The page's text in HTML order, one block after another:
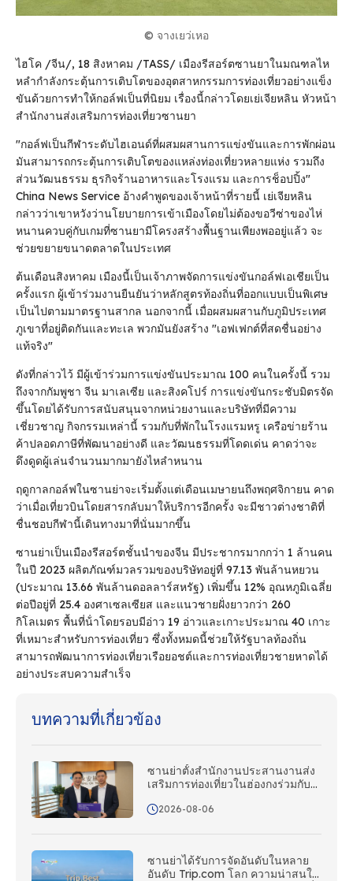
© จางเยว่เหอ
ไฮโค /จีน/, 18 สิงหาคม /TASS/ เมืองรีสอร์ตซานยาในมณฑลไห
หลํากําลังกระตุ้นการเติบโตของอุตสาหกรรมการท่องเที่ยวอย่างแข็ง
ขันด้วยการทําให้กอล์ฟเป็นที่นิยม เรื่องนี้กล่าวโดยเย่เจียหลิน หัวหน้า
สํานักงานส่งเสริมการท่องเที่ยวซานยา
"กอล์ฟเป็นกีฬาระดับไฮเอนด์ที่ผสมผสานการแข่งขันและการพักผ่อน
มันสามารถกระตุ้นการเติบโตของแหล่งท่องเที่ยวหลายแห่ง รวมถึง
ส่วนวัฒนธรรม ธุรกิจร้านอาหารและโรงแรม และการช็อปปิ้ง"
China News Service อ้างคําพูดของเจ้าหน้าที่รายนี้ เย่เจียหลิน
กล่าวว่าเขาหวังว่านโยบายการเข้าเมืองโดยไม่ต้องขอวีซ่าของไห่
หนานควบคู่กับเกมที่ซานยามีโครงสร้างพื้นฐานเพียงพออยู่แล้ว จะ
ช่วยขยายขนาดตลาดในประเทศ
ต้นเดือนสิงหาคม เมืองนี้เป็นเจ้าภาพจัดการแข่งขันกอล์ฟเอเชียเป็น
ครั้งแรก ผู้เข้าร่วมงานยืนยันว่าหลักสูตรท้องถิ่นที่ออกแบบเป็นพิเศษ
เป็นไปตามมาตรฐานสากล นอกจากนี้ เมื่อผสมผสานกับภูมิประเทศ
ภูเขาที่อยู่ติดกันและทะเล พวกมันยังสร้าง "เอฟเฟกต์ที่สดชื่นอย่าง
แท้จริง"
ดังที่กล่าวไว้ มีผู้เข้าร่วมการแข่งขันประมาณ 100 คนในครั้งนี้ รวม
ถึงจากกัมพูชา จีน มาเลเซีย และสิงคโปร์ การแข่งขันกระชับมิตรจัด
ขึ้นโดยได้รับการสนับสนุนจากหน่วยงานและบริษัทที่มีความ
เชี่ยวชาญ กิจกรรมเหล่านี้ รวมกับที่พักในโรงแรมหรู เครือข่ายร้าน
ค้าปลอดภาษีที่พัฒนาอย่างดี และวัฒนธรรมที่โดดเด่น คาดว่าจะ
ดึงดูดผู้เล่นจํานวนมากมายังไหลําหนาน
ฤดูกาลกอล์ฟในซานย่าจะเริ่มตั้งแต่เดือนเมษายนถึงพฤศจิกายน คาด
ว่าเมื่อเที่ยวบินโดยสารกลับมาให้บริการอีกครั้ง จะมีชาวต่างชาติที่
ชื่นชอบกีฬานี้เดินทางมาที่นั่นมากขึ้น
ซานย่าเป็นเมืองรีสอร์ตชั้นนําของจีน มีประชากรมากกว่า 1 ล้านคน
ในปี 2023 ผลิตภัณฑ์มวลรวมของบริษัทอยู่ที่ 97.13 พันล้านหยวน
(ประมาณ 13.66 พันล้านดอลลาร์สหรัฐ) เพิ่มขึ้น 12% อุณหภูมิเฉลี่ย
ต่อปีอยู่ที่ 25.4 องศาเซลเซียส และแนวชายฝั่งยาวกว่า 260
กิโลเมตร พื้นที่น้ําโดยรอบมีอ่าว 19 อ่าวและเกาะประมาณ 40 เกาะ
ที่เหมาะสําหรับการท่องเที่ยว ซึ่งทั้งหมดนี้ช่วยให้รัฐบาลท้องถิ่น
สามารถพัฒนาการท่องเที่ยวเรือยอชต์และการท่องเที่ยวชายหาดได้
อย่างประสบความสําเร็จ
บทความที่เกี่ยวข้อง
ซานย่าตั้งสํานักงานประสานงานส่ง
เสริมการท่องเที่ยวในฮ่องกงร่วมกับ
2026-08-06
ซานย่าได้รับการจัดอันดับในหลาย
อันดับ Trip.com โลก ความน่าสนใจ